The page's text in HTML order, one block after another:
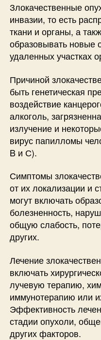
Злокачественные
инвазии, то есть
ткани и органы, а
образовывать новые
удаленных участках
Причиной
быть генетическая
воздействие
алкоголь,
излучение и
вирус папилломы
B и С).
Симптомы
от их локализации и
могут включать
болезненность,
общую слабость,
других.
Лечение
включать
лучевую терапию,
иммунотерапию или
Эффективность
стадии опухоли,
других факторов.